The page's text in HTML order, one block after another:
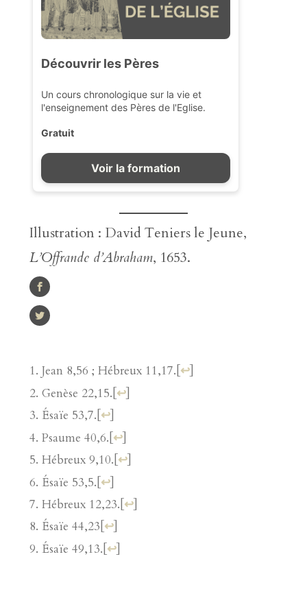
Illustration : David Teniers le Jeune,
L’Offrande d’Abraham, 1653.
Jean 8,56 ; Hébreux 11,17. ↩]
Genèse 22,15. ↩]
Ésaïe 53,7. ↩]
Psaume 40,6. ↩]
Hébreux 9,10. ↩]
Ésaïe 53,5.[↩]
Hébreux 12,23. ↩]
Ésaïe 44,23 ↩]
Ésaïe 49,13. ↩]